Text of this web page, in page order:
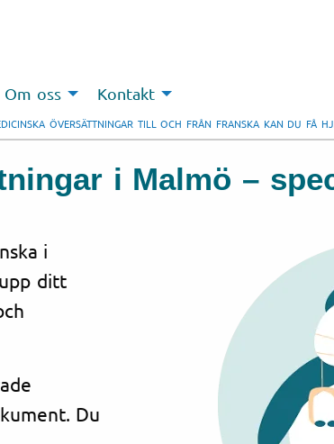
Om oss Kontakt
ÖVERSÄTTNINGAR TILL OCH FRÅN FRANSKA KAN DU FÅ
i Malmö –
i
ditt
Du